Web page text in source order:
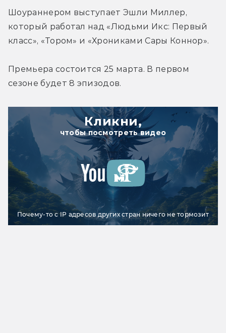
Шоураннером выступает Эшли Миллер,
который работал над «Людьми Икс: Первый
класс», «Тором» и «Хрониками Сары Коннор».
Премьера состоится 25 марта. В первом
сезоне будет 8 эпизодов.
Кликни,
чтобы посмотреть видео
Почему-то с IP адресов других стран ничего не тормозит